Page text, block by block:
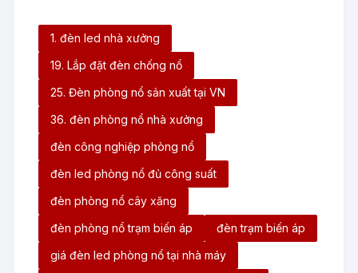
1. đèn led nhà xưởng
19. Lắp đặt đèn chống nổ
25. Đèn phòng nổ sản xuất tại VN
36. đèn phòng nổ nhà xưởng
đèn công nghiệp phòng nổ
đèn led phòng nổ đủ công suất
đèn phòng nổ cây xăng
đèn phòng nổ trạm biến áp
đèn trạm biến áp
giá đèn led phòng nổ tại nhà máy